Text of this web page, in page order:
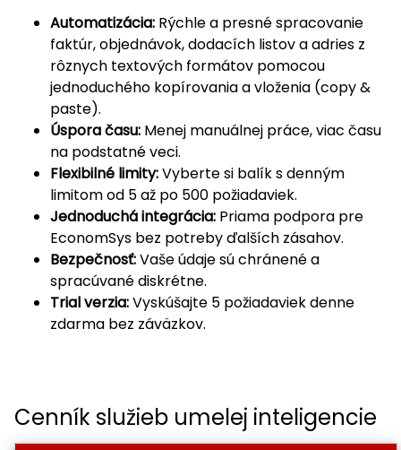
Automatizácia: Rýchle a presné spracovanie
faktúr, objednávok, dodacích listov a adries z
rôznych textových formátov pomocou
jednoduchého kopírovania a vloženia (copy &
paste).
Úspora času: Menej manuálnej práce, viac času
na podstatné veci.
Flexibilné limity:Vyberte si balík s denným
limitom od 5 až po 500 požiadaviek.
Jednoduchá integrácia: Priama podpora pre
EconomSys bez potreby ďalších zásahov.
Bezpečnosť:Vaše údaje sú chránené a
spracúvané diskrétne.
Trial verzia:Vyskúšajte 5 požiadaviek denne
zdarma bez záväzkov.
Cenník služieb umelej inteligencie